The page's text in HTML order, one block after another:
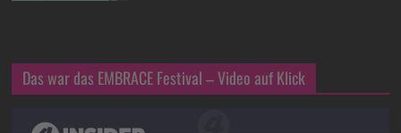
Das war das EMBRACE Festival – Video auf Klick